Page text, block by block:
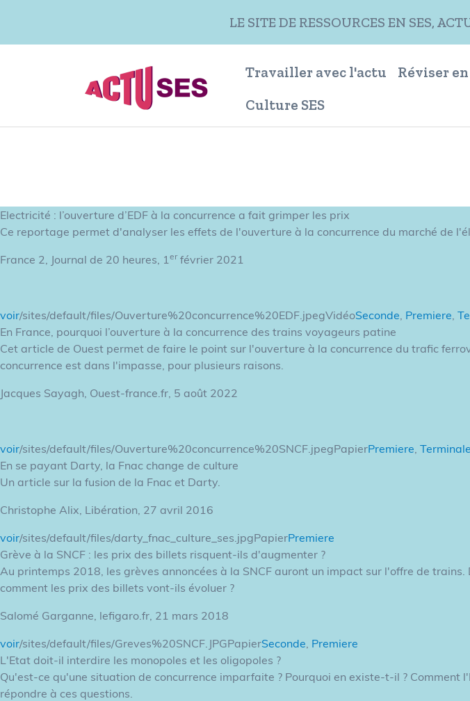
LE SITE DE RESSOURCES EN SES,
Travailler avec l'actu Réviser
Culture SES
Electricité : l’ouverture d’EDF à la concurrence a fait grimper les prix
Ce reportage permet d'analyser les effets de l'ouverture à la concurrence du marché de
France 2, Journal de 20 heures, 1erfévrier 2021
voir/sites/default/files/Ouverture%20concurrence%20EDF.jpegVidéoSeconde, Premiere,
En France, pourquoi l’ouverture à la concurrence des trains voyageurs patine
Cet article de Ouest permet de faire le point sur l'ouverture à la concurrence du trafic
concurrence est dans l'impasse, pour plusieurs raisons.
Jacques Sayagh, Ouest-france.fr, 5 août 2022
voir/sites/default/files/Ouverture%20concurrence%20SNCF.jpegPapierPremiere, Terminale
En se payant Darty, la Fnac change de culture
Un article sur la fusion de la Fnac et Darty.
Christophe Alix, Libération, 27 avril 2016
voir/sites/default/files/darty_fnac_culture_ses.jpgPapierPremiere
Grève à la SNCF : les prix des billets risquent-ils d'augmenter ?
Au printemps 2018, les grèves annoncées à la SNCF auront un impact sur l'offre de
comment les prix des billets vont-ils évoluer ?
Salomé Garganne, lefigaro.fr, 21 mars 2018
voir/sites/default/files/Greves%20SNCF.JPGPapierSeconde, Premiere
L'Etat doit-il interdire les monopoles et les oligopoles ?
Qu'est-ce qu'une situation de concurrence imparfaite ? Pourquoi en existe-t-il ?
répondre à ces questions.